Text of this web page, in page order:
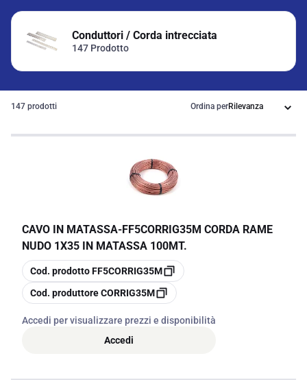
Conduttori / Corda intrecciata
147 Prodotto
147 prodotti Ordina per
CAVO IN MATASSA-FF5CORRIG35M CORDA RAME
NUDO 1X35 IN MATASSA 100MT.
copia
Cod. prodottoFF5CORRIG35M
copia
Cod. produttoreCORRIG35M
Accedi per visualizzare prezzi e disponibilità
Accedi